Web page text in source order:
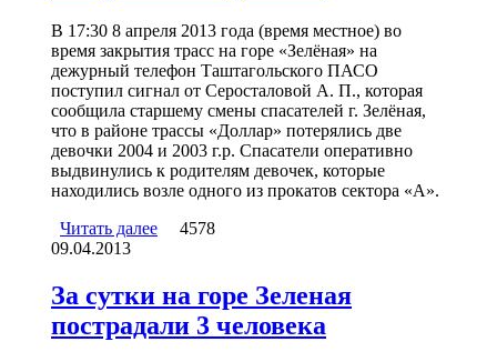
В 17:30 8 апреля 2013 года (время местное) во
время закрытия трасс на горе «Зелёная» на
дежурный телефон Таштагольского ПАСО
поступил сигнал от Серосталовой А. П., которая
сообщила старшему смены спасателей г. Зелёная,
что в районе трассы «Доллар» потерялись две
девочки 2004 и 2003 г.р. Спасатели оперативно
выдвинулись к родителям девочек, которые
находились возле одного из прокатов сектора «А».
Читать далее о 8 апреля спасатели нашли в районе
4578
09.04.2013
За сутки на горе Зеленая
пострадали 3 человека